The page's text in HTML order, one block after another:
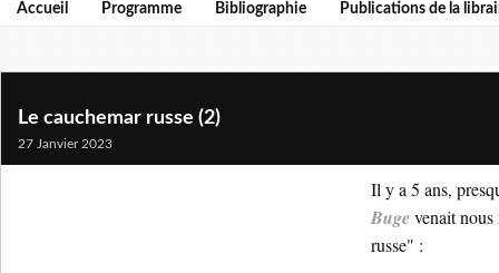
Accueil Programme Bibliographie Publications de la
Le cauchemar russe (2)
27 Janvier 2023
Il y a 5 ans,
Bugevenait
russe" :